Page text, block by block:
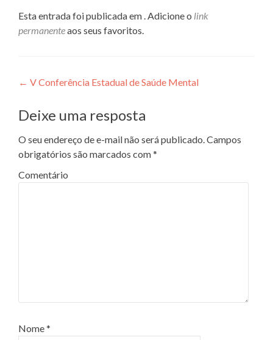
Esta entrada foi publicada em . Adicione o link
permanenteaos seus favoritos.
Navegação de Post
← V Conferência Estadual de Saúde Mental
Deixe uma resposta
O seu endereço de e-mail não será publicado.Campos
obrigatórios são marcados com*
Comentário
Nome*